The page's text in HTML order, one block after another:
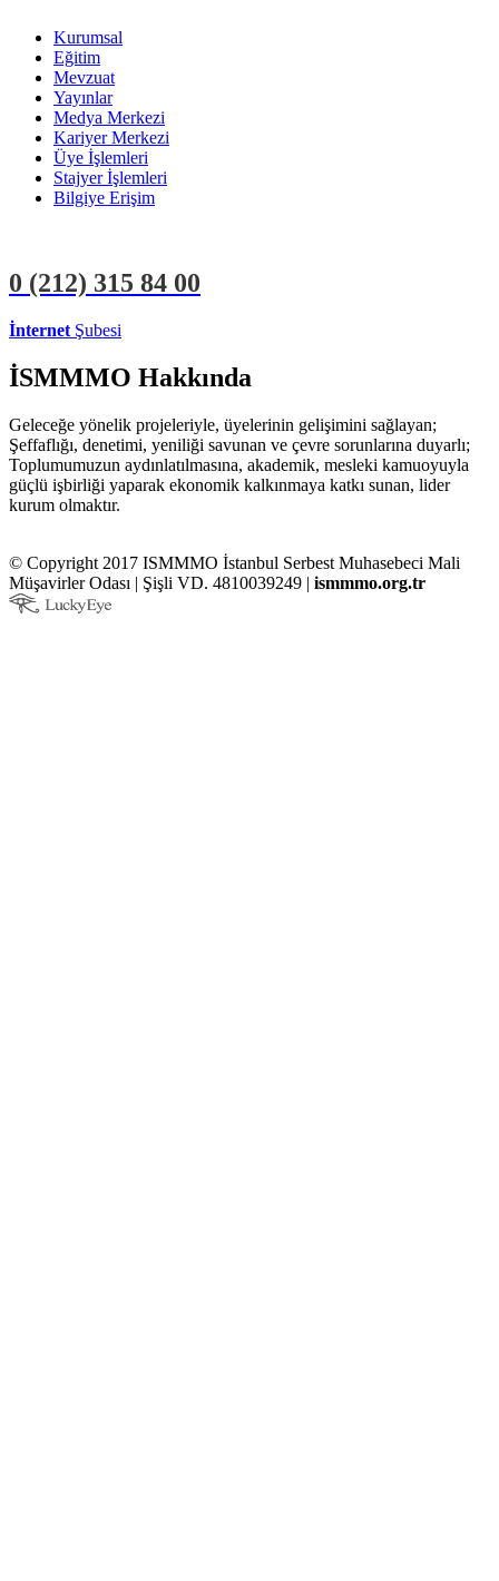
Kurumsal
Eğitim
Mevzuat
Yayınlar
Medya Merkezi
Kariyer Merkezi
Üye İşlemleri
Stajyer İşlemleri
Bilgiye Erişim
0 (212) 315 84 00
İnternet Şubesi
İSMMMO Hakkında
Geleceğe yönelik projeleriyle, üyelerinin gelişimini sağlayan;
Şeffaflığı, denetimi, yeniliği savunan ve çevre sorunlarına duyarlı;
Toplumumuzun aydınlatılmasına, akademik, mesleki kamuoyuyla
güçlü işbirliği yaparak ekonomik kalkınmaya katkı sunan, lider
kurum olmaktır.
© Copyright 2017 ISMMMO İstanbul Serbest Muhasebeci Mali
Müşavirler Odası | Şişli VD. 4810039249 | ismmmo.org.tr